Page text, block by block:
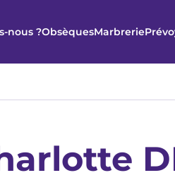
nous ?ObsèquesMarbrerie